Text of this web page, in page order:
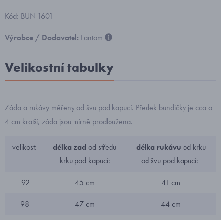
Kód: BUN 1601
Výrobce / Dodavatel: Fantom
Velikostní tabulky
Záda a rukávy měřeny od švu pod kapucí. Předek bundičky je cca o
4 cm kratší, záda jsou mírně prodloužena.
velikost: délka zad od středu
krku pod kapucí:
délka rukávu od krku
od švu pod kapucí:
92 45 cm 41 cm
98 47 cm 44 cm